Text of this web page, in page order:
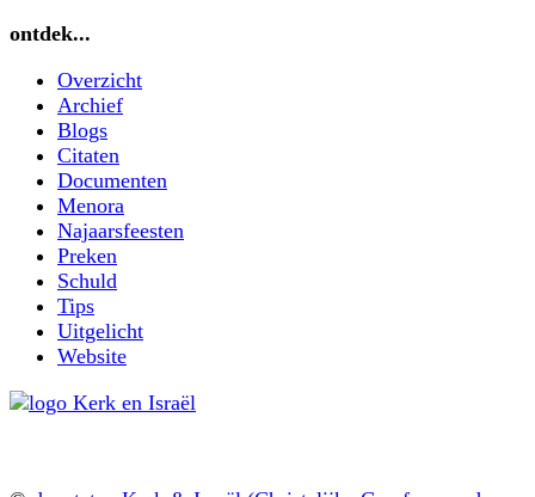
ontdek...
Overzicht
Archief
Blogs
Citaten
Documenten
Menora
Najaarsfeesten
Preken
Schuld
Tips
Uitgelicht
Website